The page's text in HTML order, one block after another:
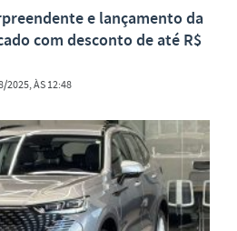
e lançamento da
com desconto de até R$
2025, ÀS 12:48